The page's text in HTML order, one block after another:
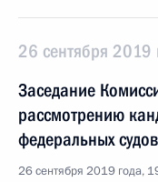
26 сентября 2019
Заседание
рассмотрению
федеральных судов
26 сентября 2019 года,